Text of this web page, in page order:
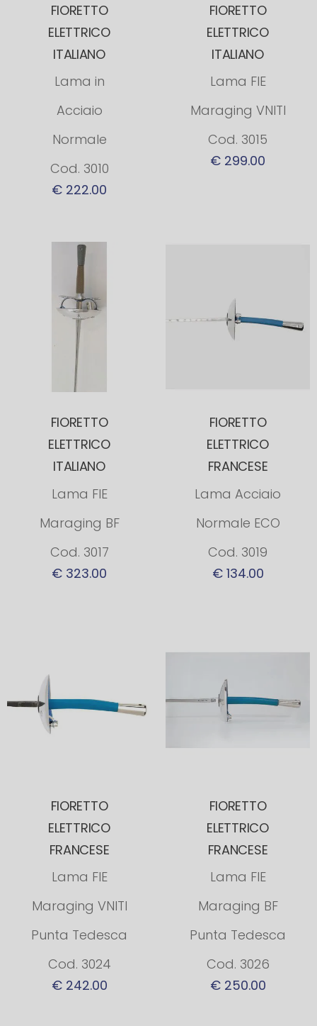
FIORETTO
ELETTRICO
ITALIANO
Lama in
Acciaio
Normale
Cod. 3010
€ 222.00
FIORETTO
ELETTRICO
ITALIANO
Lama FIE
Maraging VNITI
Cod. 3015
€ 299.00
FIORETTO
ELETTRICO
ITALIANO
Lama FIE
Maraging BF
Cod. 3017
€ 323.00
FIORETTO
ELETTRICO
FRANCESE
Lama Acciaio
Normale ECO
Cod. 3019
€ 134.00
FIORETTO
ELETTRICO
FRANCESE
Lama FIE
Maraging VNITI
Punta Tedesca
Cod. 3024
€ 242.00
FIORETTO
ELETTRICO
FRANCESE
Lama FIE
Maraging BF
Punta Tedesca
Cod. 3026
€ 250.00